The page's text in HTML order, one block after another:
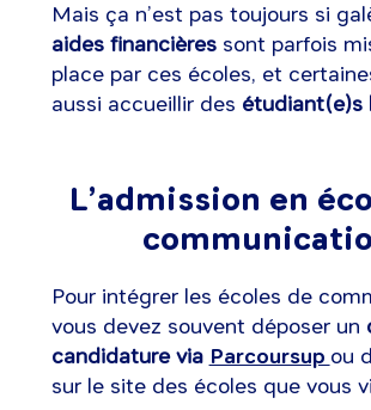
Mais ça n’est pas toujours si
aides financièressont parfois
place par ces écoles, et
aussi accueillir des étudiant(e)s
L’admission en
Pour intégrer les écoles de
vous devez souvent déposer un
candidature via Parcoursup ou
sur le site des écoles que vous